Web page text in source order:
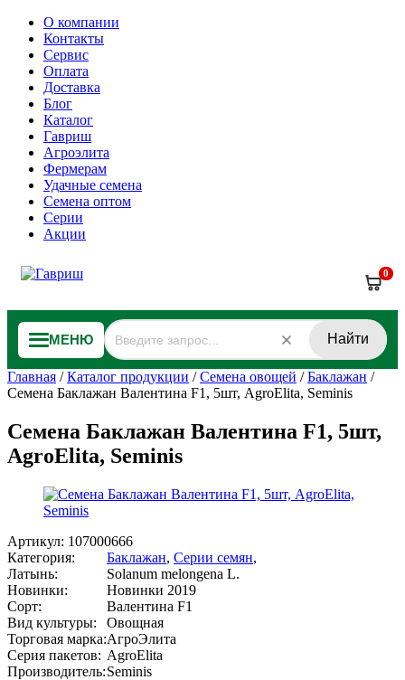
О компании
Контакты
Сервис
Оплата
Доставка
Блог
Каталог
Гавриш
Агроэлита
Фермерам
Удачные семена
Семена оптом
Серии
Акции
0
МЕНЮ Найти
Главная /Каталог продукции /Семена овощей /Баклажан /
Семена Баклажан Валентина F1, 5шт, AgroElita, Seminis
Семена Баклажан Валентина F1, 5шт,
AgroElita, Seminis
Артикул: 107000666
Категория:
Баклажан, Серии семян,
Латынь:
Solanum melongena L.
Новинки:
Новинки 2019
Сорт:
Валентина F1
Вид культуры:
Овощная
Торговая марка:АгроЭлита
Серия пакетов: AgroElita
Производитель:Seminis